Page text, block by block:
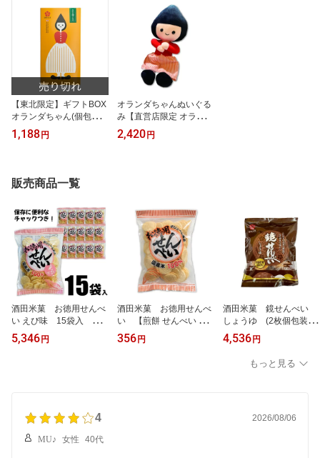
【東北限定】ギフトBOX
オランダちゃん(個包装2
枚入り×20袋)【山形県 酒
田 米菓 国産米100％使用
1,188 円
オランダちゃんぬいぐる
み【直営店限定 オランダ
ちゃん 酒田米菓 ぬいぐ
るみ プレゼント オラン
2,420 円
販売商品一覧
酒田米菓 お徳用せんべ
い えび味 15袋入
【煎餅 せんべい うす焼
きせんべい えび味 大容
5,346 円
酒田米菓 お徳用せんべ
い 【煎餅 せんべい う
す焼きせんべい 大容量
お買い得 おやつ お菓子
356 円
酒田米菓 鏡せんべい
しょうゆ (2枚個包装×1
0袋入)×12袋【山形県 醤
油煎餅 100％使用 おやつ
お菓子 和菓子 国産米10
0％使用 国産米使用 堅焼
4,536 円
もっと見る
4 2026/08/06
MU♪ 女性 40代